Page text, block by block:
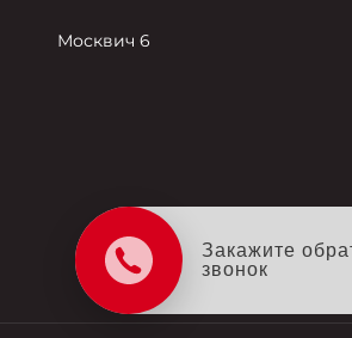
Москвич 6
Закажите
звонок